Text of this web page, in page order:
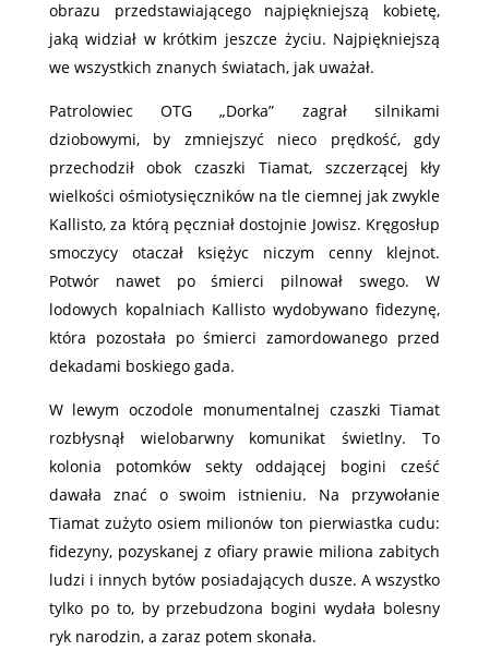
obrazu przedstawiającego najpiękniejszą kobietę,
jaką widział w krótkim jeszcze życiu. Najpiękniejszą
we wszystkich znanych światach, jak uważał.
Patrolowiec OTG „Dorka” zagrał silnikami
dziobowymi, by zmniejszyć nieco prędkość, gdy
przechodził obok czaszki Tiamat, szczerzącej kły
wielkości ośmiotysięczników na tle ciemnej jak zwykle
Kallisto, za którą pęczniał dostojnie Jowisz. Kręgosłup
smoczycy otaczał księżyc niczym cenny klejnot.
Potwór nawet po śmierci pilnował swego. W
lodowych kopalniach Kallisto wydobywano fidezynę,
która pozostała po śmierci zamordowanego przed
dekadami boskiego gada.
W lewym oczodole monumentalnej czaszki Tiamat
rozbłysnął wielobarwny komunikat świetlny. To
kolonia potomków sekty oddającej bogini cześć
dawała znać o swoim istnieniu. Na przywołanie
Tiamat zużyto osiem milionów ton pierwiastka cudu:
fidezyny, pozyskanej z ofiary prawie miliona zabitych
ludzi i innych bytów posiadających dusze. A wszystko
tylko po to, by przebudzona bogini wydała bolesny
ryk narodzin, a zaraz potem skonała.